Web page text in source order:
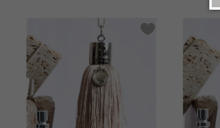
Comentário